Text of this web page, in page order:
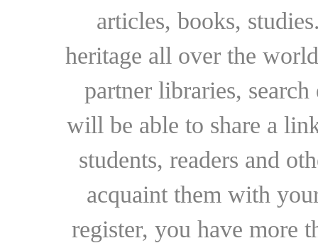
articles, books,
heritage all over the
partner libraries,
will be able to share a
students, readers and
acquaint them with
register, you have more